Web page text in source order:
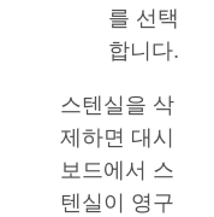
를 선택
합니다.
스텐실을 삭
제하면 대시
보드에서 스
텐실이 영구